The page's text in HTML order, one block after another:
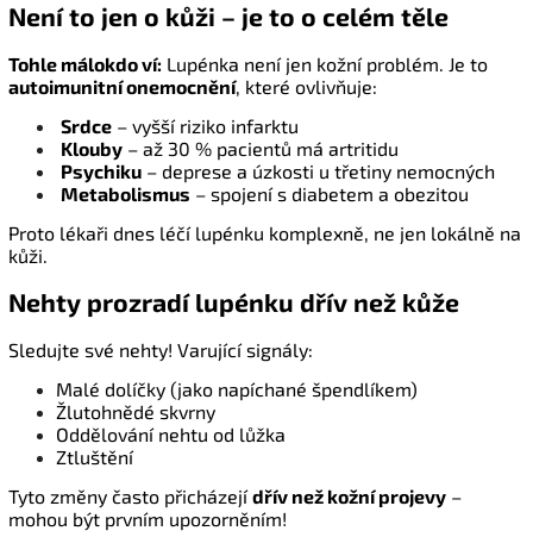
Není to jen o kůži – je to o celém těle
Tohle málokdo ví: Lupénka není jen kožní problém. Je to
autoimunitní onemocnění, které ovlivňuje:
Srdce – vyšší riziko infarktu
Klouby – až 30 % pacientů má artritidu
Psychiku – deprese a úzkosti u třetiny nemocných
Metabolismus – spojení s diabetem a obezitou
Proto lékaři dnes léčí lupénku komplexně, ne jen lokálně na
kůži.
Nehty prozradí lupénku dřív než kůže
Sledujte své nehty! Varující signály:
Malé dolíčky (jako napíchané špendlíkem)
Žlutohnědé skvrny
Oddělování nehtu od lůžka
Ztluštění
Tyto změny často přicházejídřív než kožní projevy –
mohou být prvním upozorněním!